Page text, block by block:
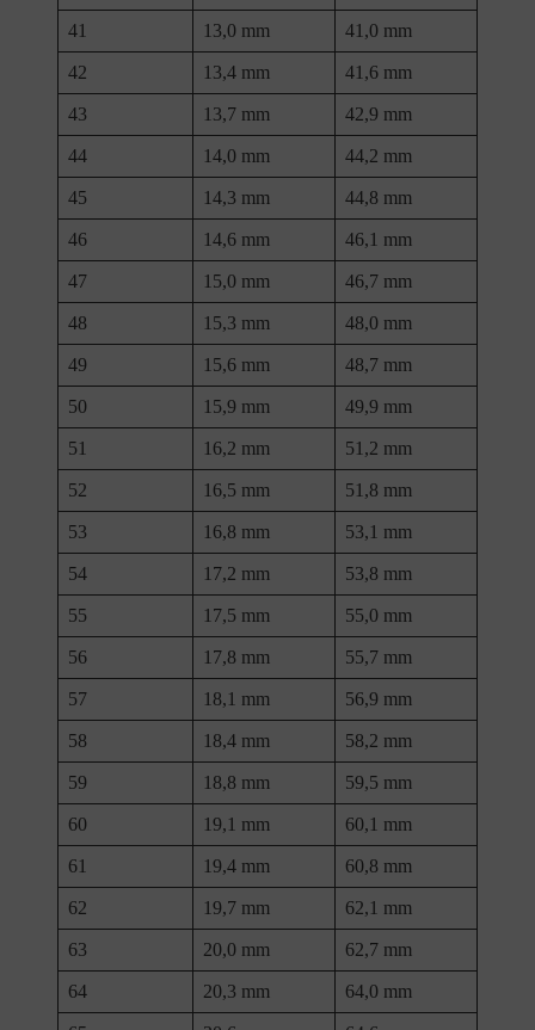
41 13,0 mm 41,0 mm
42 13,4 mm 41,6 mm
43 13,7 mm 42,9 mm
44 14,0 mm 44,2 mm
45 14,3 mm 44,8 mm
46 14,6 mm 46,1 mm
47 15,0 mm 46,7 mm
48 15,3 mm 48,0 mm
49 15,6 mm 48,7 mm
50 15,9 mm 49,9 mm
51 16,2 mm 51,2 mm
52 16,5 mm 51,8 mm
53 16,8 mm 53,1 mm
54 17,2 mm 53,8 mm
55 17,5 mm 55,0 mm
56 17,8 mm 55,7 mm
57 18,1 mm 56,9 mm
58 18,4 mm 58,2 mm
59 18,8 mm 59,5 mm
60 19,1 mm 60,1 mm
61 19,4 mm 60,8 mm
62 19,7 mm 62,1 mm
63 20,0 mm 62,7 mm
64 20,3 mm 64,0 mm